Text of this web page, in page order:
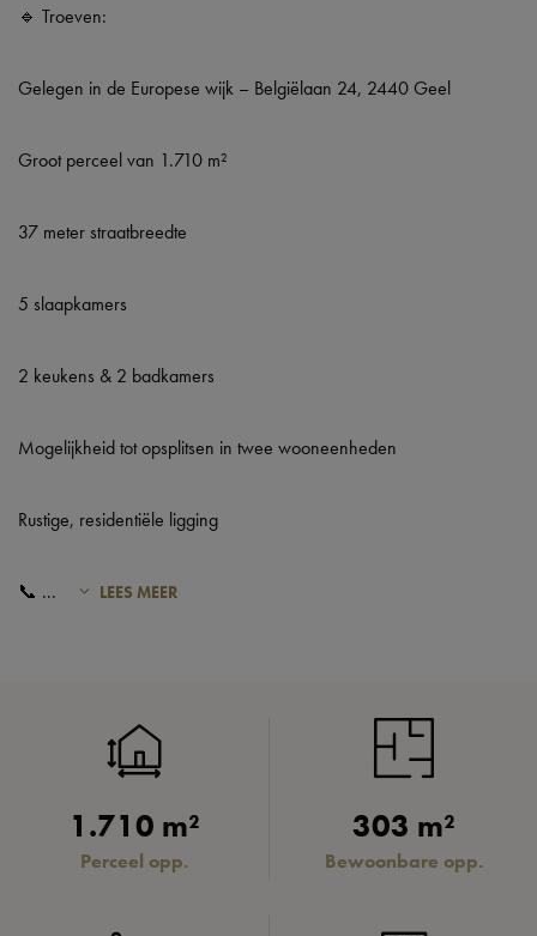
🔹 Troeven:
Gelegen in de Europese wijk – Belgiëlaan 24, 2440 Geel
Groot perceel van 1.710 m²
37 meter straatbreedte
5 slaapkamers
2 keukens & 2 badkamers
Mogelijkheid tot opsplitsen in twee wooneenheden
Rustige, residentiële ligging
📞 ... LEES MEER
1.710 m²
Perceel opp.
303 m²
Bewoonbare opp.